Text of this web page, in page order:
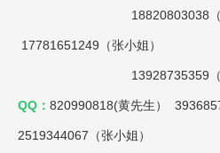
18820803038（何
17781651249（张小姐）
13928735359（蒋
QQ： 820990818(黄先生）
2519344067（张小姐）